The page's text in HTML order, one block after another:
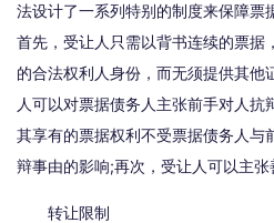
法设计了一系列特别的制度来保障票
首先，受让人只需以背书连续的票据
的合法权利人身份，而无须提供其他
人可以对票据债务人主张前手对人抗
其享有的票据权利不受票据债务人与
辩事由的影响;再次，受让人可以主张
转让限制